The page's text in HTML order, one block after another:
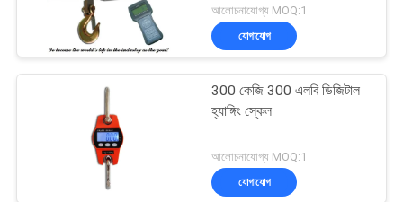
আলোচনাযোগ্য MOQ:1
যোগাযোগ
300 কেজি 300 এলবি ডিজিটাল
হ্যাঙ্গিং স্কেল
আলোচনাযোগ্য MOQ:1
যোগাযোগ